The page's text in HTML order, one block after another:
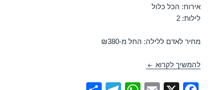
אירוח: הכל כלול
לילות: 2
מחיר לאדם ללילה: החל מ-₪380
להמשיך לקרוא חופשה במלון ישרוטל לגונה – אילת 14/04/2018